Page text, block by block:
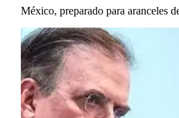
México, preparado para aranceles